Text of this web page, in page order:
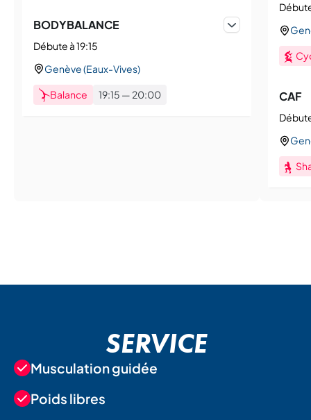
BODYBALANCE
Débute à 19:15
Genève (Eaux-Vives)
Balance 19:15 — 20:00 CAF
SERVICE
Musculation guidée
Poids libres